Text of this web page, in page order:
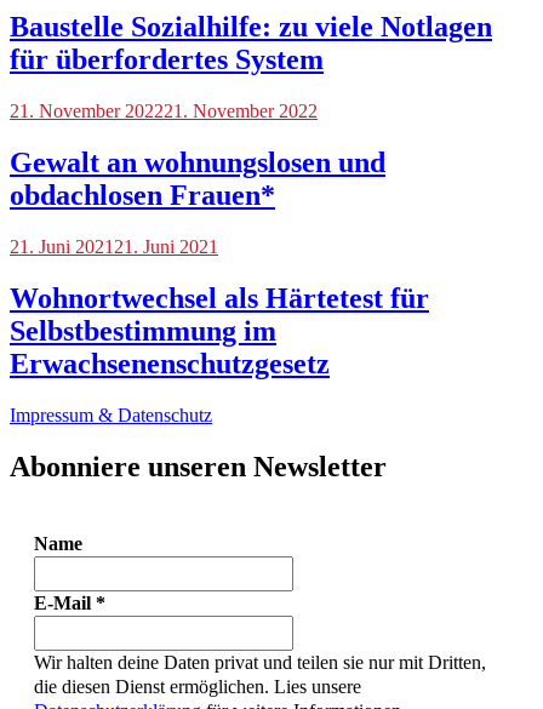
Baustelle Sozialhilfe: zu viele Notlagen
für überfordertes System
Blog
21. November 202221. November 2022
Gewalt an wohnungslosen und
obdachlosen Frauen*
Blog
21. Juni 2021 21. Juni 2021
Wohnortwechsel als Härtetest für
Selbstbestimmung im
Erwachsenenschutzgesetz
Impressum & Datenschutz
Abonniere unseren Newsletter
Name
E-Mail *
Wir halten deine Daten privat und teilen sie nur mit Dritten,
die diesen Dienst ermöglichen. Lies unsere